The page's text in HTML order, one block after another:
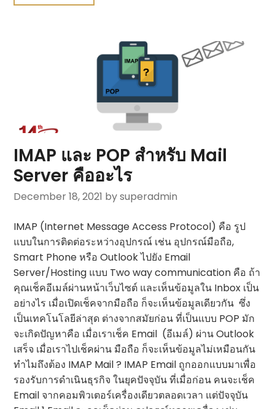
IMAP และ POP สำหรับ Mail
Server คืออะไร
December 18, 2021 by superadmin
IMAP (Internet Message Access Protocol) คือ รูป
แบบในการติดต่อระหว่างอุปกรณ์ เช่น อุปกรณ์มือถือ,
Smart Phone หรือ Outlook ไปยัง Email
Server/Hosting แบบ Two way communication คือ ถ้า
คุณเช็คอีเมล์ผ่านหน้าเว็บไซต์ และเห็นข้อมูลใน Inbox เป็น
อย่างไร เมื่อเปิดเช็คจากมือถือ ก็จะเห็นข้อมูลเดียวกัน ซึ่ง
เป็นเทคโนโลยีล่าสุด ต่างจากสมัยก่อน ที่เป็นแบบ POP มัก
จะเกิดปัญหาคือ เมื่อเราเช็ค Email (อีเมล์) ผ่าน Outlook
เสร็จ เมื่อเราไปเช็คผ่าน มือถือ ก็จะเห็นข้อมูลไม่เหมือนกัน
ทำไมถึงต้อง IMAP Mail ? IMAP Email ถูกออกแบบมาเพื่อ
รองรับการดำเนินธุรกิจ ในยุคปัจจุบัน ที่เมื่อก่อน คนจะเช็ค
Email จากคอมพิวเตอร์เครื่องเดียวตลอดเวลา แต่ปัจจุบัน